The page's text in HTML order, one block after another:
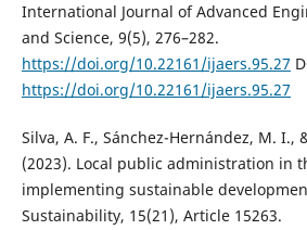
International Journal of Advanced
and Science, 9(5), 276–282.
https://doi.org/10.22161/ijaers.95.27
https://doi.org/10.22161/ijaers.95.27
Silva, A. F., Sánchez-Hernández, M. I.,
(2023). Local public administration in
implementing sustainable
Sustainability, 15(21), Article 15263.